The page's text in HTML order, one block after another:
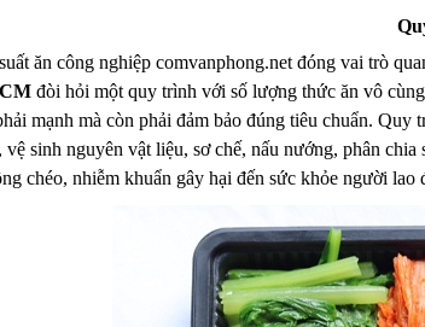
ăn công nghiệp comvanphong.net đóng vai trò
đòi hỏi một quy trình với số lượng thức ăn vô
mạnh mà còn phải đảm bảo đúng tiêu chuẩn.
vệ sinh nguyên vật liệu, sơ chế, nấu nướng, phân
chéo, nhiễm khuẩn gây hại đến sức khỏe người lao